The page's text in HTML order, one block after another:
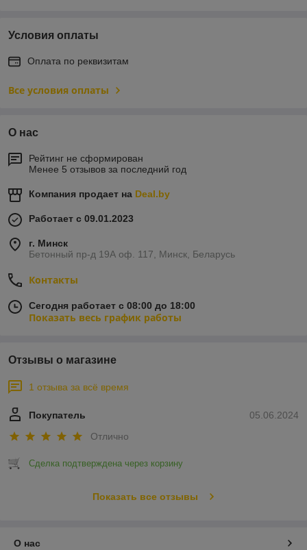
Условия оплаты
Оплата по реквизитам
Все условия оплаты
О нас
Рейтинг не сформирован
Менее 5 отзывов за последний год
Компания продает на Deal.by
Работает с 09.01.2023
г. Минск
Бетонный пр-д 19А оф. 117, Минск, Беларусь
Контакты
Сегодня работает с 08:00 до 18:00
Показать весь график работы
Отзывы о магазине
1 отзыва за всё время
05.06.2024
Покупатель
Отлично
Сделка подтверждена через корзину
Показать все отзывы
О нас